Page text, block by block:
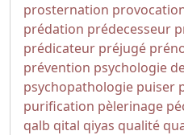
prosternation
prédation prédecesseur
prédicateur préjugé
prévention psychologie
psychopathologie puiser
purification pèlerinage
qalb qital qiyas qualité